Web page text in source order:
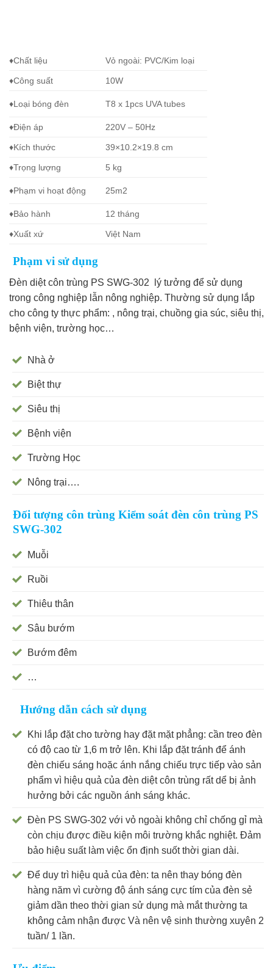
♦Chất liệu Vỏ ngoài: PVC/Kim loại
♦Công suất 10W
♦Loại bóng đèn T8 x 1pcs UVA tubes
♦Điện áp 220V – 50Hz
♦Kích thước 39×10.2×19.8 cm
♦Trọng lượng 5 kg
♦Phạm vi hoạt động 25m2
♦Bảo hành 12 tháng
♦Xuất xứ Việt Nam
Phạm vi sử dụng
Đèn diệt côn trùng PS SWG-302 lý tưởng để sử dụng
trong công nghiệp lẫn nông nghiệp. Thường sử dụng lắp
cho công ty thực phẩm: , nông trại, chuồng gia súc, siêu thị,
bệnh viện, trường học…
Nhà ở
Biệt thự
Siêu thị
Bệnh viện
Trường Học
Nông trại….
Đối tượng côn trùng Kiểm soát đèn côn trùng PS
SWG-302
Muỗi
Ruồi
Thiêu thân
Sâu bướm
Bướm đêm
…
Hướng dẫn cách sử dụng
Khi lắp đặt cho tường hay đặt mặt phẳng: cần treo đèn
có độ cao từ 1,6 m trở lên. Khi lắp đặt tránh để ánh
đèn chiếu sáng hoặc ánh nắng chiếu trực tiếp vào sản
phẩm vì hiệu quả của đèn diệt côn trùng rất dể bị ảnh
hưởng bởi các nguồn ánh sáng khác.
Đèn PS SWG-302 với vỏ ngoài không chỉ chống gỉ mà
còn chịu được điều kiện môi trường khắc nghiệt. Đảm
bảo hiệu suất làm việc ổn định suốt thời gian dài.
Để duy trì hiệu quả của đèn: ta nên thay bóng đèn
hàng năm vì cường độ ánh sáng cực tím của đèn sẻ
giảm dần theo thời gian sử dụng mà mắt thường ta
không cảm nhận được Và nên vệ sinh thường xuyên 2
tuần/ 1 lần.